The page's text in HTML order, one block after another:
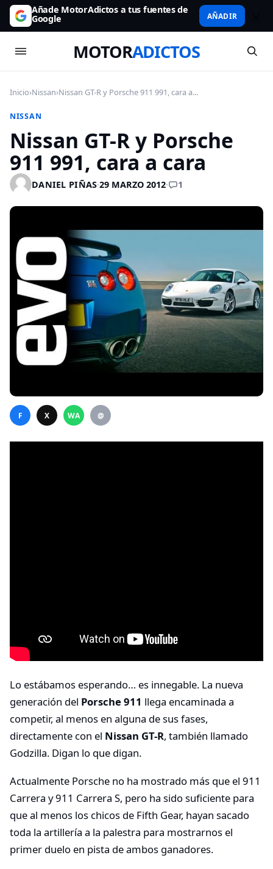
Añade MotorAdictos a tus fuentes de
Google AÑADIR
MOTORADICTOS
Inicio›Nissan›Nissan GT-R y Porsche 911 991, cara a...
NISSAN
Nissan GT-R y Porsche
911 991, cara a cara
DANIEL PIÑAS·29 MARZO 2012· 1
F X WA @
Lo estábamos esperando… es innegable. La nueva
generación del Porsche 911 llega encaminada a
competir, al menos en alguna de sus fases,
directamente con el Nissan GT-R, también llamado
Godzilla. Digan lo que digan.
Actualmente Porsche no ha mostrado más que el 911
Carrera y 911 Carrera S, pero ha sido suficiente para
que al menos los chicos de Fifth Gear, hayan sacado
toda la artillería a la palestra para mostrarnos el
primer duelo en pista de ambos ganadores.